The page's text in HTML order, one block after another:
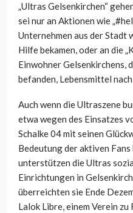
„Ultras Gelsenkirchen“
sei nur an Aktionen wie
Unternehmen aus der Stadt
Hilfe bekamen, oder an die
Einwohner Gelsenkirchens,
befanden, Lebensmittel
Auch wenn die Ultraszene
etwa wegen des Einsatzes
Schalke 04 mit seinen
Bedeutung der aktiven
unterstützen die Ultras
Einrichtungen in
überreichten sie Ende
Lalok Libre, einem Verein